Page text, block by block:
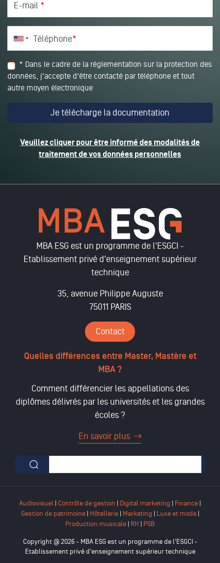
E-mail *
Téléphone*
* Dans le cadre de la réglementation sur la protection des
données, j'accepte d'être contacté par téléphone et tout
autre moyen électronique
Veuillez cliquer pour être informé des modalités de
traitement de vos données personnelles
MBA ESG est un programme de l'ESGCI -
Etablissement privé d'enseignement supérieur
technique
35, avenue Philippe Auguste
75011 PARIS
Contact
Quelles différences entre Master, Mastère et
MBA ?
Comment différencier les appellations des
diplômes délivrés par les universités et les grandes
écoles ?
En savoir plus
Formulaire de recherche
Audiovisuel | Contrôle de gestion | Digital marketing | Finance |
Gestion de patrimoine| Hôtellerie| Marketing | Luxe et mode|
Production musicale | RH | PSB
Copyright @ 2026 - MBA ESG est un programme de l'ESGCI -
Etablissement privé d'enseignement supérieur technique